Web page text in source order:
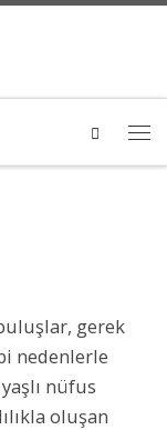
Search
gerek
nedenlerle
nüfus
oluşan